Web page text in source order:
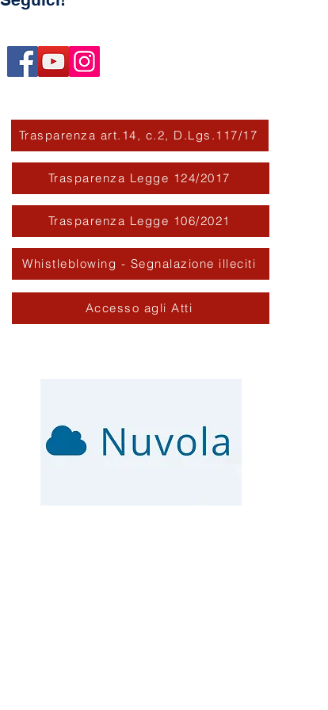
Trasparenza Legge 124/2017
Trasparenza Legge 106/2021
Whistleblowing - Segnalazione illeciti
Accesso agli Atti
Trasparenza art.14, c.2, D.Lgs.117/17